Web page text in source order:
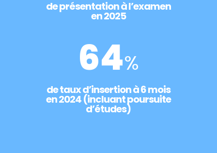
de présentation à l’examen
en 2025
64%
de taux d’insertion à 6 mois
en 2024 (incluant poursuite
d’études)